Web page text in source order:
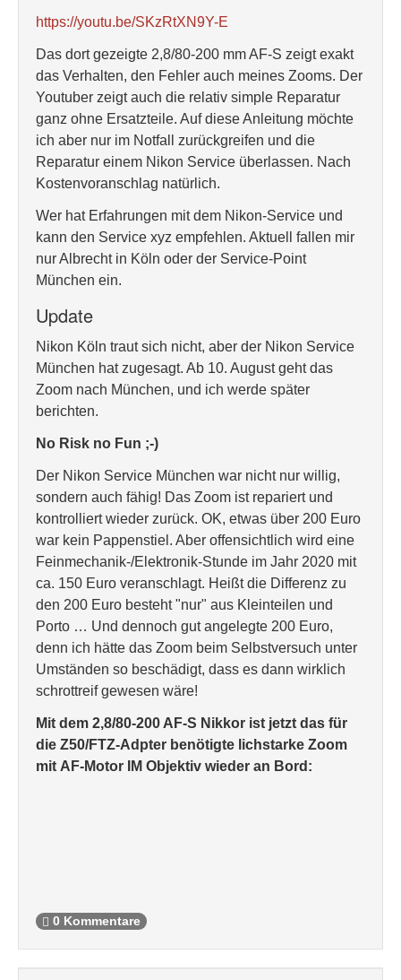
https://youtu.be/SKzRtXN9Y-E
Das dort gezeigte 2,8/80-200 mm AF-S zeigt exakt
das Verhalten, den Fehler auch meines Zooms. Der
Youtuber zeigt auch die relativ simple Reparatur
ganz ohne Ersatzteile. Auf diese Anleitung möchte
ich aber nur im Notfall zurückgreifen und die
Reparatur einem Nikon Service überlassen. Nach
Kostenvoranschlag natürlich.
Wer hat Erfahrungen mit dem Nikon-Service und
kann den Service xyz empfehlen. Aktuell fallen mir
nur Albrecht in Köln oder der Service-Point
München ein.
Update
Nikon Köln traut sich nicht, aber der Nikon Service
München hat zugesagt. Ab 10. August geht das
Zoom nach München, und ich werde später
berichten.
No Risk no Fun ;-)
Der Nikon Service München war nicht nur willig,
sondern auch fähig! Das Zoom ist repariert und
kontrolliert wieder zurück. OK, etwas über 200 Euro
war kein Pappenstiel. Aber offensichtlich wird eine
Feinmechanik-/Elektronik-Stunde im Jahr 2020 mit
ca. 150 Euro veranschlagt. Heißt die Differenz zu
den 200 Euro besteht "nur" aus Kleinteilen und
Porto … Und dennoch gut angelegte 200 Euro,
denn ich hätte das Zoom beim Selbstversuch unter
Umständen so beschädigt, dass es dann wirklich
schrottreif gewesen wäre!
Mit dem 2,8/80-200 AF-S Nikkor ist jetzt das für
die Z50/FTZ-Adpter benötigte lichstarke Zoom
mit AF-Motor IM Objektiv wieder an Bord:
0 Kommentare